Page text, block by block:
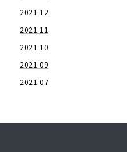
2021.12
2021.11
2021.10
2021.09
2021.07